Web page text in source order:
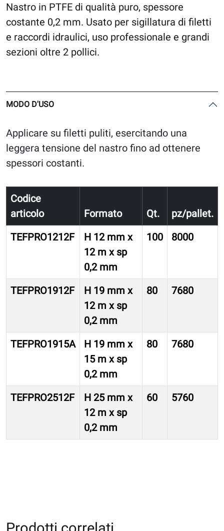
Nastro in PTFE di qualità puro, spessore
costante 0,2 mm. Usato per sigillatura di filetti
e raccordi idraulici, uso professionale e grandi
sezioni oltre 2 pollici.
MODO D'USO
Applicare su filetti puliti, esercitando una
leggera tensione del nastro fino ad ottenere
spessori costanti.
Codice
articolo
Formato Qt.
pz/pallet.
TEFPRO1212F
H 12 mm x
12 m x sp
0,2 mm
100 8000
TEFPRO1912F
H 19 mm x
12 m x sp
0,2 mm
80 7680
TEFPRO1915A
H 19 mm x
15 m x sp
0,2 mm
80 7680
TEFPRO2512F
H 25 mm x
12 m x sp
0,2 mm
60 5760